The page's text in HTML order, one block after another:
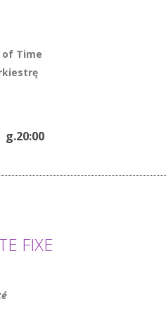
of Time
g.20:00
FIXE